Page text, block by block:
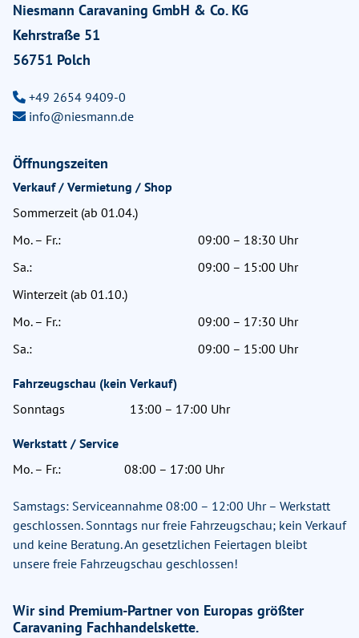
Niesmann Caravaning GmbH & Co. KG
Kehrstraße 51
56751 Polch
+49 2654 9409-0
info@niesmann.de
Öffnungszeiten
Verkauf / Vermietung / Shop
Sommerzeit (ab 01.04.)
Mo. – Fr.:
09:00 – 18:30 Uhr
Sa.:
09:00 – 15:00 Uhr
Winterzeit (ab 01.10.)
Mo. – Fr.:
09:00 – 17:30 Uhr
Sa.:
09:00 – 15:00 Uhr
Fahrzeugschau (kein Verkauf)
Sonntags
13:00 – 17:00 Uhr
Werkstatt / Service
Mo. – Fr.:
08:00 – 17:00 Uhr
Samstags: Serviceannahme 08:00 – 12:00 Uhr – Werkstatt
geschlossen. Sonntags nur freie Fahrzeugschau; kein Verkauf
und keine Beratung. An gesetzlichen Feiertagen bleibt
unsere freie Fahrzeugschau geschlossen!
Wir sind Premium-Partner von Europas größter
Caravaning Fachhandelskette.